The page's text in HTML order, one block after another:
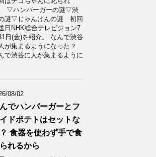
▽ハンバーガーの謎▽渋
謎▽じゃんけんの謎 初回
日NHK総合テレビジョン7
日(金)を紹介。 なんで渋谷
が集まるようになった？
で渋谷に人が集まるように
08/02
でハンバーガーとフ
ドポテトはセットな
食器を使わず手で食
れるから